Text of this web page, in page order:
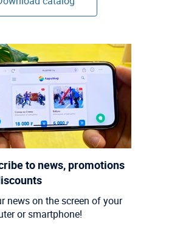
to news, promotions
news on the screen of your
or smartphone!